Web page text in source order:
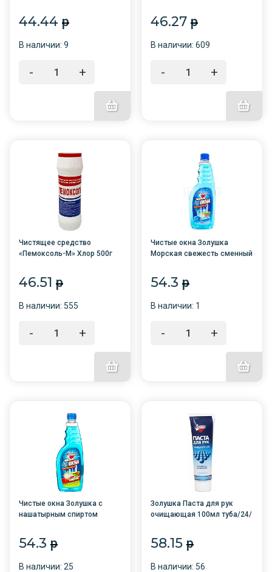
44.44 p
В наличии: 9
- +
46.27p
В наличии: 609
- +
Чистящее средство
«Пемоксоль-М» Хлор 500г
46.51 p
В наличии: 555
- +
Чистые окна Золушка
Морская свежесть сменный
54.3p
В наличии: 1
- +
Чистые окна Золушка с
нашатырным спиртом
54.3 p
В наличии: 25
Золушка Паста для рук
очищающая 100мл туба/24/
58.15p
В наличии: 56